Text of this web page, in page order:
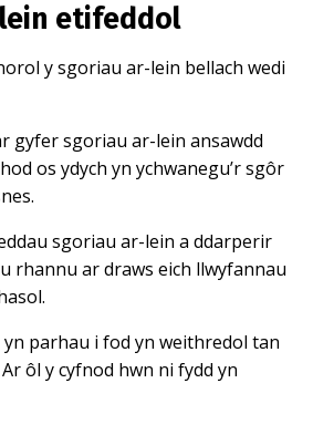
etifeddol
y sgoriau ar-lein bellach wedi
gyfer sgoriau ar-lein ansawdd
os ydych yn ychwanegu’r sgôr
sgoriau ar-lein a ddarperir
rhannu ar draws eich llwyfannau
yn parhau i fod yn weithredol tan
ôl y cyfnod hwn ni fydd yn